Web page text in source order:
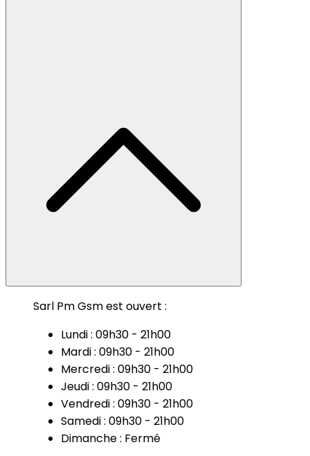
Sarl Pm Gsm est ouvert :
Lundi : 09h30 - 21h00
Mardi : 09h30 - 21h00
Mercredi : 09h30 - 21h00
Jeudi : 09h30 - 21h00
Vendredi : 09h30 - 21h00
Samedi : 09h30 - 21h00
Dimanche : Fermé